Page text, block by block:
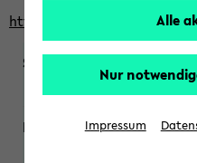
https://ekvv.uni-bielefeld.de/
WiSe 2026/2027
Alle
Nur
Impressum